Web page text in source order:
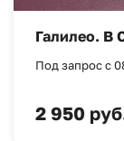
Галилео. В
Под запрос с
2 950